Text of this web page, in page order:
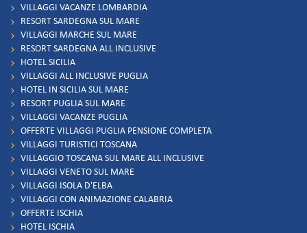
VILLAGGI VACANZE LOMBARDIA
RESORT SARDEGNA SUL MARE
VILLAGGI MARCHE SUL MARE
RESORT SARDEGNA ALL INCLUSIVE
HOTEL SICILIA
VILLAGGI ALL INCLUSIVE PUGLIA
HOTEL IN SICILIA SUL MARE
RESORT PUGLIA SUL MARE
VILLAGGI VACANZE PUGLIA
OFFERTE VILLAGGI PUGLIA PENSIONE COMPLETA
VILLAGGI TURISTICI TOSCANA
VILLAGGIO TOSCANA SUL MARE ALL INCLUSIVE
VILLAGGI VENETO SUL MARE
VILLAGGI ISOLA D'ELBA
VILLAGGI CON ANIMAZIONE CALABRIA
OFFERTE ISCHIA
HOTEL ISCHIA